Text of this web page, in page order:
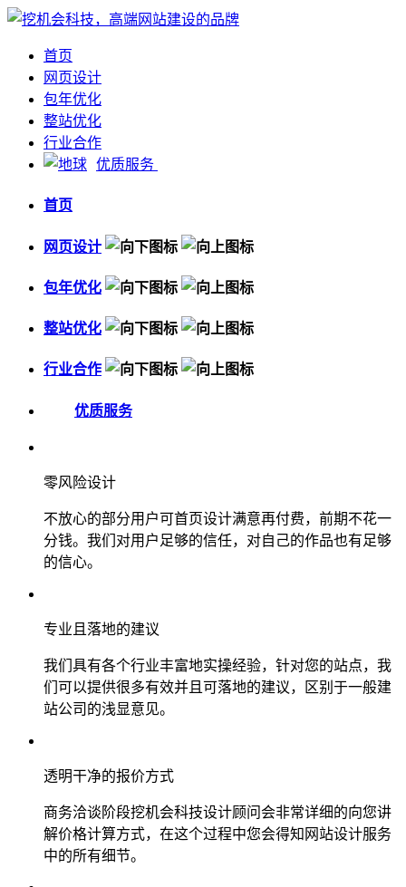
首页
网页设计
包年优化
整站优化
行业合作
优质服务
首页
网页设计
包年优化
整站优化
行业合作
优质服务
零风险设计
不放心的部分用户可首页设计满意再付费，前期不花一
分钱。我们对用户足够的信任，对自己的作品也有足够
的信心。
专业且落地的建议
我们具有各个行业丰富地实操经验，针对您的站点，我
们可以提供很多有效并且可落地的建议，区别于一般建
站公司的浅显意见。
透明干净的报价方式
商务洽谈阶段挖机会科技设计顾问会非常详细的向您讲
解价格计算方式，在这个过程中您会得知网站设计服务
中的所有细节。